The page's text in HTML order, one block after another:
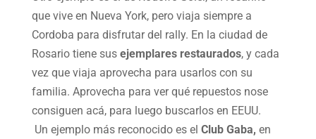
que vive en Nueva York, pero viaja siempre a
Cordoba para disfrutar del rally. En la ciudad de
Rosario tiene susejemplares restaurados, y cada
vez que viaja aprovecha para usarlos con su
familia. Aprovecha para ver qué repuestos nose
consiguen acá, para luego buscarlos en EEUU.
Un ejemplo más reconocido es el Club Gaba, en